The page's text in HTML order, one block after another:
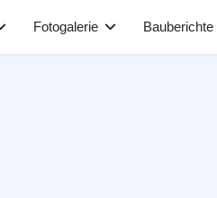
Fotogalerie Bauberichte